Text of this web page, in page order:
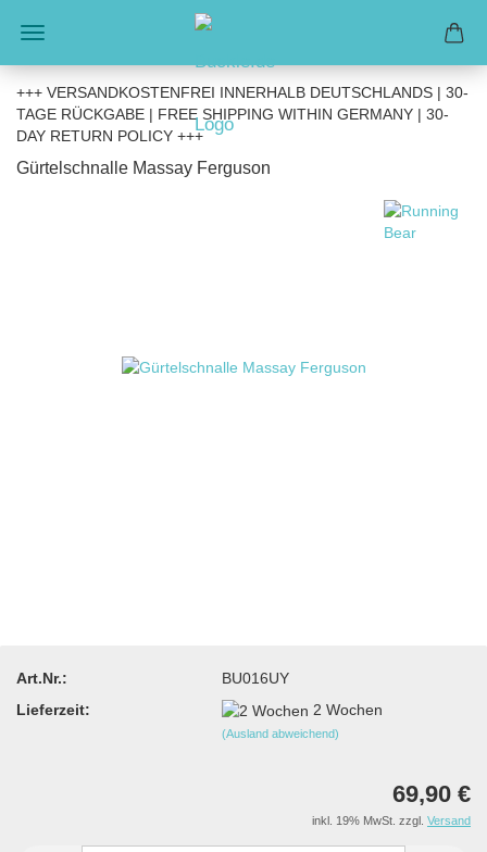
+++ VERSANDKOSTENFREI INNERHALB DEUTSCHLANDS | 30-
TAGE RÜCKGABE | FREE SHIPPING WITHIN GERMANY | 30-
DAY RETURN POLICY +++
Gürtelschnalle Massay Ferguson
Art.Nr.:
BU016UY
Lieferzeit:
2 Wochen
(Ausland abweichend)
69,90 €
inkl. 19% MwSt. zzgl. Versand